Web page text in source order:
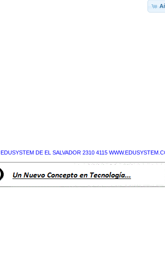
EDUSYSTEM DE EL SALVADOR 2310 4115